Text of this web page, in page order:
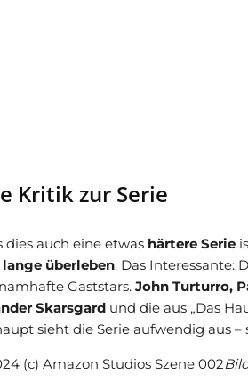
Kritik zur Serie
dies auch eine etwas härtere Serie
überleben. Das Interessante:
Gaststars. John Turturro,
Skarsgard und die aus „Das
sieht die Serie aufwendig aus –